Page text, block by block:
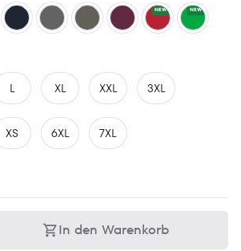
NEW NEW
L XL XXL 3XL
XS 6XL 7XL
In den Warenkorb